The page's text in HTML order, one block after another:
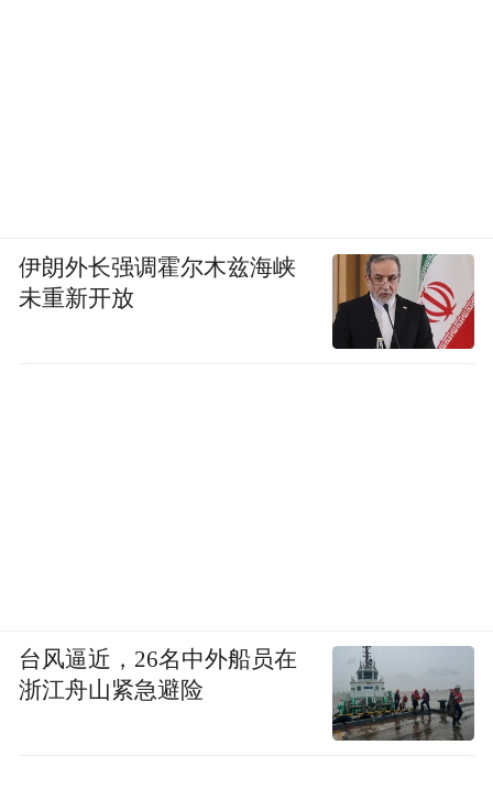
伊朗外长强调霍尔木兹海峡
未重新开放
台风逼近，26名中外船员在
浙江舟山紧急避险